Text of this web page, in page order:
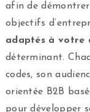
afin de
objectifs
adaptés à votre
déterminant.
codes, son
orientée B2B
pour développer